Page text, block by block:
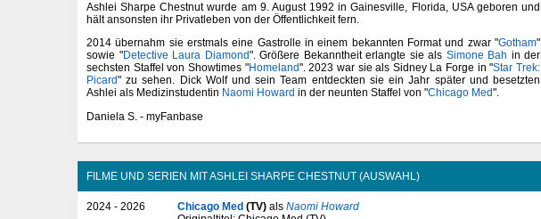
Ashlei Sharpe Chestnut wurde am 9. August 1992 in Gainesville, Florida, USA geboren und
hält ansonsten ihr Privatleben von der Öffentlichkeit fern.
2014 übernahm sie erstmals eine Gastrolle in einem bekannten Format und zwar "Gotham"
sowie "Detective Laura Diamond". Größere Bekanntheit erlangte sie als Simone Bah in der
sechsten Staffel von Showtimes "Homeland". 2023 war sie als Sidney La Forge in "Star Trek:
Picard" zu sehen. Dick Wolf und sein Team entdeckten sie ein Jahr später und besetzten
Ashlei als Medizinstudentin Naomi Howard in der neunten Staffel von "Chicago Med".
Daniela S. - myFanbase
FILME UND SERIEN MIT ASHLEI SHARPE CHESTNUT (AUSWAHL)
2024 - 2026 Chicago Med (TV) als Naomi Howard